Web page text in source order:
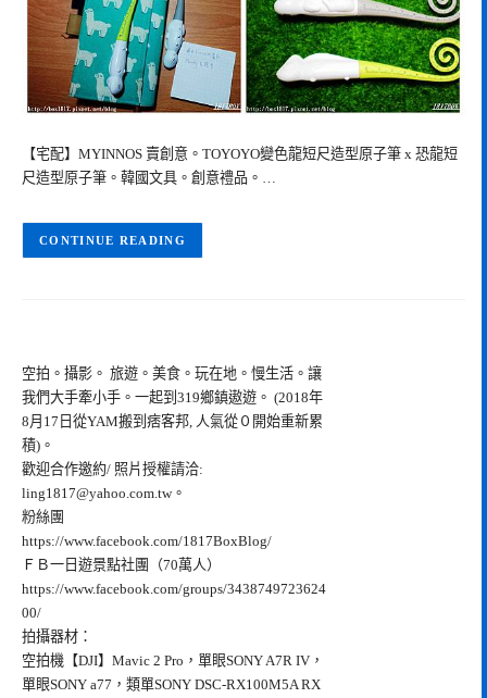
【宅配】MYINNOS 賣創意。TOYOYO變色龍短尺造型原子筆 x 恐龍短
尺造型原子筆。韓國文具。創意禮品。…
CONTINUE READING
空拍。攝影。 旅遊。美食。玩在地。慢生活。讓
我們大手牽小手。一起到319鄉鎮遨遊。 (2018年
8月17日從YAM搬到痞客邦, 人氣從０開始重新累
積)。
歡迎合作邀約/ 照片授權請洽:
ling1817@yahoo.com.tw。
粉絲團
https://www.facebook.com/1817BoxBlog/
ＦＢ一日遊景點社團（70萬人）
https://www.facebook.com/groups/3438749723624
00/
拍攝器材：
空拍機【DJI】Mavic 2 Pro，單眼SONY A7R IV，
單眼SONY a77，類單SONY DSC-RX100M5A RX